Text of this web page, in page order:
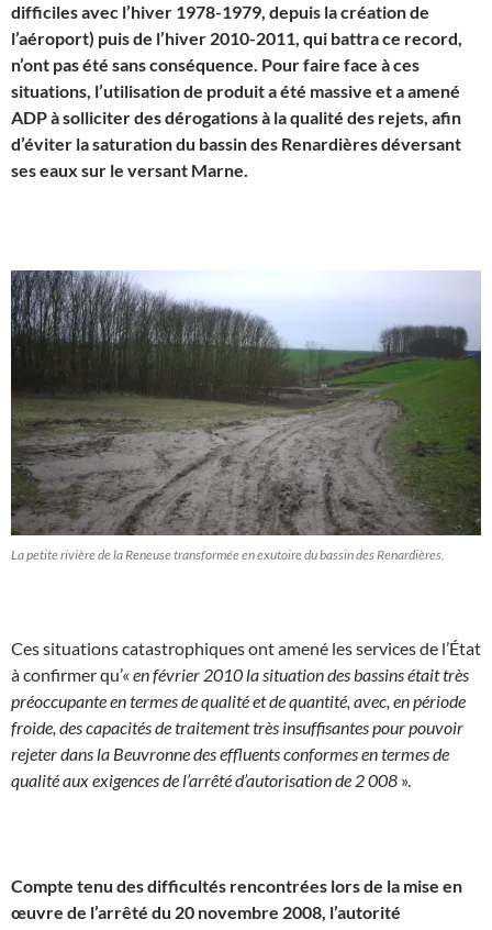
difficiles avec l’hiver 1978-1979, depuis la création de
l’aéroport) puis de l’hiver 2010-2011, qui battra ce record,
n’ont pas été sans conséquence. Pour faire face à ces
situations, l’utilisation de produit a été massive et a amené
ADP à solliciter des dérogations à la qualité des rejets, afin
d’éviter la saturation du bassin des Renardières déversant
ses eaux sur le versant Marne.
La petite rivière de la Reneuse transformée en exutoire du bassin des Renardières.
Ces situations catastrophiques ont amené les services de l’État
à confirmer qu’« en février 2010 la situation des bassins était très
préoccupante en termes de qualité et de quantité, avec, en période
froide, des capacités de traitement très insuffisantes pour pouvoir
rejeter dans la Beuvronne des effluents conformes en termes de
qualité aux exigences de l’arrêté d’autorisation de 2 008 ».
Compte tenu des difficultés rencontrées lors de la mise en
œuvre de l’arrêté du 20 novembre 2008, l’autorité